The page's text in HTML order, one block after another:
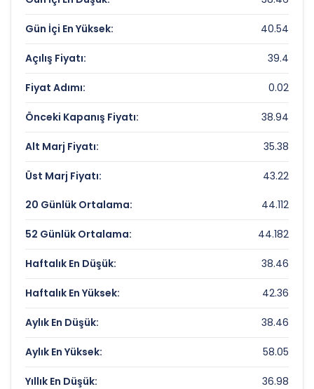
Fiyat/Kazanç (F/K):
Veri Yok
Piyasa Değeri/Defter Değeri (PD/DD):
2.2
DESPEC BILGISAYAR Rekorlar ve Önemli
Seviyeler
Bugün Gördüğü En Yüksek Fiyat:
Son 1 Yılın Zirvesi:
69 TL
Son 1 Yılın Dibi:
36.98 TL
Gün İçi En Yüksek: 40.54
Açılış Fiyatı: 39.4
Fiyat Adımı: 0.02
Önceki Kapanış Fiyatı: 38.94
Alt Marj Fiyatı: 35.38
Üst Marj Fiyatı: 43.22
20 Günlük Ortalama: 44.112
52 Günlük Ortalama: 44.182
Haftalık En Düşük: 38.46
Haftalık En Yüksek: 42.36
Aylık En Düşük: 38.46
Aylık En Yüksek: 58.05
Yıllık En Düşük: 36.98